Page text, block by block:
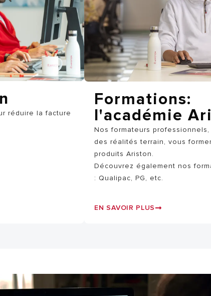
VISITE
réduire la facture
Formations:
l'académie
Nos formateurs
des réalités terrain, vous
produits Ariston.
Découvrez également nos
: Qualipac, PG, etc.
EN SAVOIR PLUS